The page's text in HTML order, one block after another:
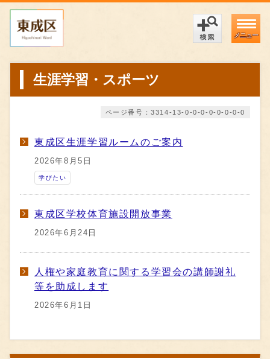
メニュー
生涯学習・スポーツ
ページ番号：3314-13-0-0-0-0-0-0-0-0
東成区生涯学習ルームのご案内
2026年8月5日
学びたい
東成区学校体育施設開放事業
2026年6月24日
人権や家庭教育に関する学習会の講師謝礼
等を助成します
2026年6月1日